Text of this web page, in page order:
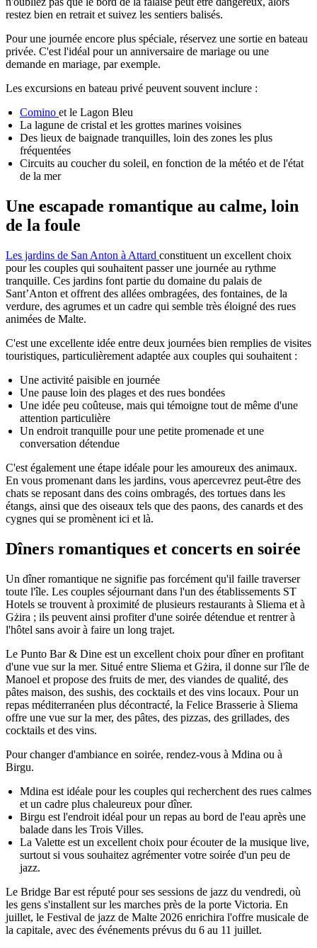
restez bien en retrait et suivez les sentiers balisés.
Pour une journée encore plus spéciale, réservez une sortie en bateau
privée. C'est l'idéal pour un anniversaire de mariage ou une
demande en mariage, par exemple.
Les excursions en bateau privé peuvent souvent inclure :
Comino et le Lagon Bleu
La lagune de cristal et les grottes marines voisines
Des lieux de baignade tranquilles, loin des zones les plus
fréquentées
Circuits au coucher du soleil, en fonction de la météo et de l'état
de la mer
Une escapade romantique au calme, loin
de la foule
Les jardins de San Anton à Attard constituent un excellent choix
pour les couples qui souhaitent passer une journée au rythme
tranquille. Ces jardins font partie du domaine du palais de
Sant’Anton et offrent des allées ombragées, des fontaines, de la
verdure, des agrumes et un cadre qui semble très éloigné des rues
animées de Malte.
C'est une excellente idée entre deux journées bien remplies de visites
touristiques, particulièrement adaptée aux couples qui souhaitent :
Une activité paisible en journée
Une pause loin des plages et des rues bondées
Une idée peu coûteuse, mais qui témoigne tout de même d'une
attention particulière
Un endroit tranquille pour une petite promenade et une
conversation détendue
C'est également une étape idéale pour les amoureux des animaux.
En vous promenant dans les jardins, vous apercevrez peut-être des
chats se reposant dans des coins ombragés, des tortues dans les
étangs, ainsi que des oiseaux tels que des paons, des canards et des
cygnes qui se promènent ici et là.
Dîners romantiques et concerts en soirée
Un dîner romantique ne signifie pas forcément qu'il faille traverser
toute l'île. Les couples séjournant dans l'un des établissements ST
Hotels se trouvent à proximité de plusieurs restaurants à Sliema et à
Gżira ; ils peuvent ainsi profiter d'une soirée détendue et rentrer à
l'hôtel sans avoir à faire un long trajet.
Le Punto Bar & Dine est un excellent choix pour dîner en profitant
d'une vue sur la mer. Situé entre Sliema et Gżira, il donne sur l'île de
Manoel et propose des fruits de mer, des viandes de qualité, des
pâtes maison, des sushis, des cocktails et des vins locaux. Pour un
repas méditerranéen plus décontracté, la Felice Brasserie à Sliema
offre une vue sur la mer, des pâtes, des pizzas, des grillades, des
cocktails et des vins.
Pour changer d'ambiance en soirée, rendez-vous à Mdina ou à
Birgu.
Mdina est idéale pour les couples qui recherchent des rues calmes
et un cadre plus chaleureux pour dîner.
Birgu est l'endroit idéal pour un repas au bord de l'eau après une
balade dans les Trois Villes.
La Valette est un excellent choix pour écouter de la musique live,
surtout si vous souhaitez agrémenter votre soirée d'un peu de
jazz.
Le Bridge Bar est réputé pour ses sessions de jazz du vendredi, où
les gens s'installent sur les marches près de la porte Victoria. En
juillet, le Festival de jazz de Malte 2026 enrichira l'offre musicale de
la capitale, avec des événements prévus du 6 au 11 juillet.